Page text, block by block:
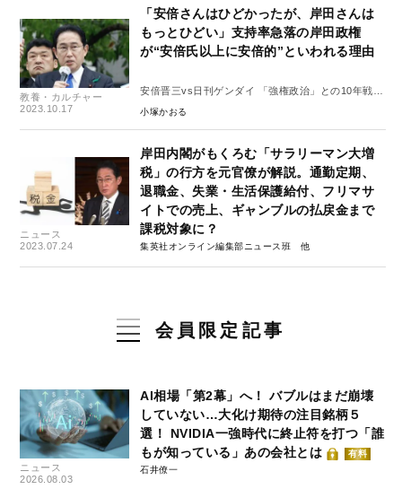
教養・カルチャー
2023.10.17
「安倍さんはひどかったが、岸田さんは
もっとひどい」支持率急落の岸田政権
が“安倍氏以上に安倍的”といわれる理由
安倍晋三vs日刊ゲンダイ 「強権政治」との10年戦争
#２
小塚かおる
ニュース
2023.07.24
岸田内閣がもくろむ「サラリーマン大増
税」の行方を元官僚が解説。通勤定期、
退職金、失業・生活保護給付、フリマサ
イトでの売上、ギャンブルの払戻金まで
課税対象に？
集英社オンライン編集部ニュース班
会員限定記事
ニュース
2026.08.03
AI相場「第2幕」へ！ バブルはまだ崩壊
していない…大化け期待の注目銘柄５
選！ NVIDIA一強時代に終止符を打つ「誰
もが知っている」あの会社とは
有料
石井僚一